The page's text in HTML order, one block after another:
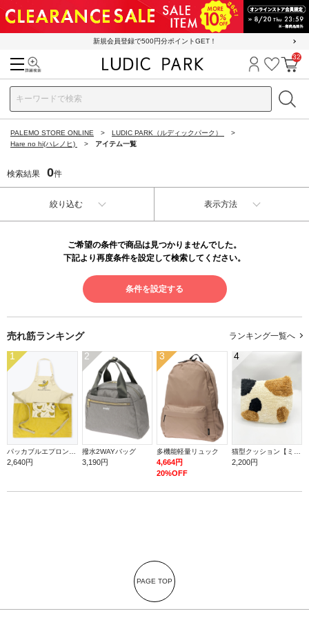
新規会員登録で500円分ポイントGET！
ログイン
お気に
カ
32
PALEMO STORE ONLINE
LUDIC PARK（ルディックパーク）
Hare no hi(ハレノヒ)
アイテム一覧
検索結果 0件
絞り込む 表示方法
ご希望の条件で商品は見つかりませんでした。
下記より再度条件を設定して検索してください。
条件を設定する
売れ筋ランキング ランキング一覧へ
1
2,640円
2
撥水2WAYバッグ
3,190円
3
多機能軽量リュック
4,664円
20%OFF
4
2,200円
PAGE TOP